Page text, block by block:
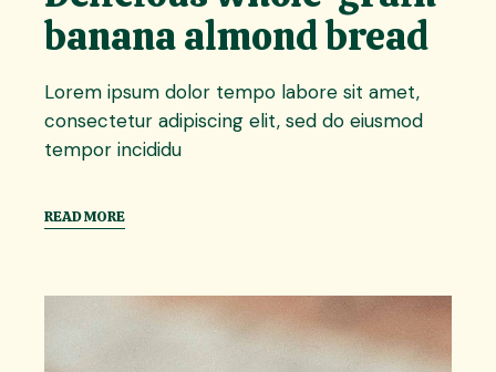
banana almond bread
Lorem ipsum dolor tempo labore sit amet,
consectetur adipiscing elit, sed do eiusmod
tempor incididu
READ MORE